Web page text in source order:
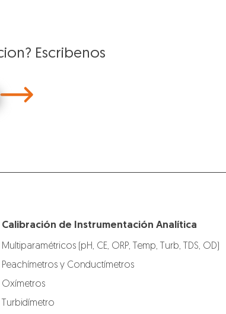
Escribenos
Calibración de Instrumentación Analítica
Multiparamétricos (pH, CE, ORP, Temp, Turb, TDS, OD)
Peachímetros y Conductímetros
Oxímetros
Turbidímetro